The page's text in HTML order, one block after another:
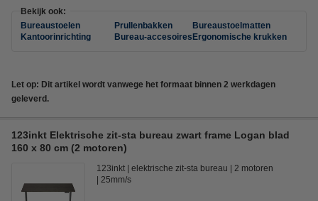
Bekijk ook:
Bureaustoelen
Prullenbakken
Bureaustoelmatten
Kantoorinrichting
Bureau-accesoires Ergonomische krukken
Let op: Dit artikel wordt vanwege het formaat binnen 2 werkdagen
geleverd.
123inkt Elektrische zit-sta bureau zwart frame Logan blad
160 x 80 cm (2 motoren)
123inkt elektrische zit-sta bureau
2 motoren
25mm/s